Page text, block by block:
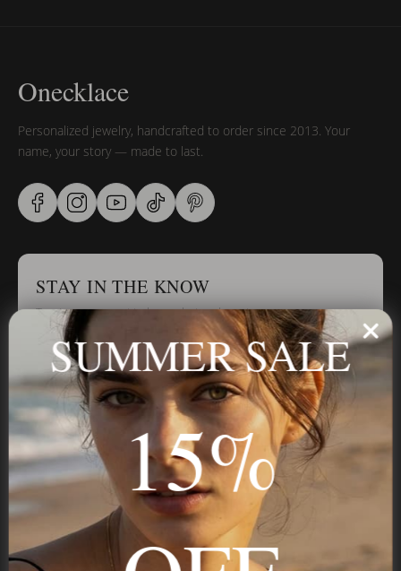
Onecklace
Personalized jewelry, handcrafted to order since 2013. Your
name, your story — made to last.
STAY IN THE KNOW
Trust us, you want to hear what we have to say
Stay in the Know
Subscribe
SUMMER SALE
15%